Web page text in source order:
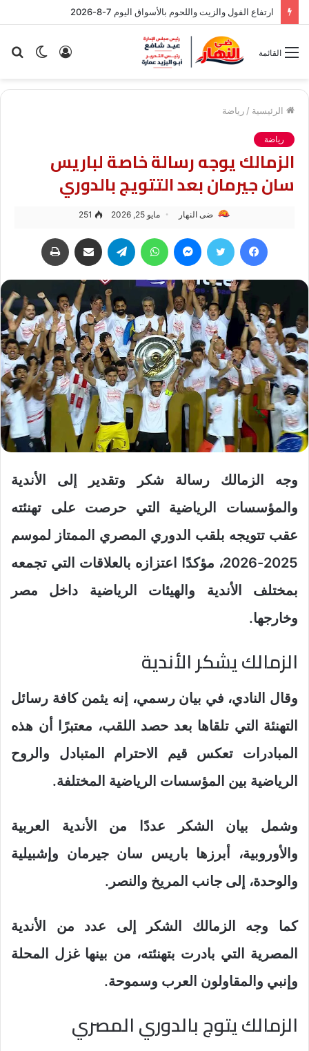
ارتفاع الفول والزيت واللحوم بالأسواق اليوم 7-8-2026
الوضع تسجيل
القائمة
الرئيسية / رياضة
رياضة
الزمالك يوجه رسالة خاصة لباريس
سان جيرمان بعد التتويج بالدوري
ضى النهار مايو 25, 2026 251
فيسبوك تويتر ماسنجر واتساب تيلقرام مشاركة عبر البريد
وجه الزمالك رسالة شكر وتقدير إلى الأندية
والمؤسسات الرياضية التي حرصت على تهنئته
عقب تتويجه بلقب الدوري المصري الممتاز لموسم
2025-2026، مؤكدًا اعتزازه بالعلاقات التي تجمعه
بمختلف الأندية والهيئات الرياضية داخل مصر
وخارجها.
الزمالك يشكر الأندية
وقال النادي، في بيان رسمي، إنه يثمن كافة رسائل
التهنئة التي تلقاها بعد حصد اللقب، معتبرًا أن هذه
المبادرات تعكس قيم الاحترام المتبادل والروح
الرياضية بين المؤسسات الرياضية المختلفة.
وشمل بيان الشكر عددًا من الأندية العربية
والأوروبية، أبرزها باريس سان جيرمان وإشبيلية
والوحدة، إلى جانب المريخ والنصر.
كما وجه الزمالك الشكر إلى عدد من الأندية
المصرية التي بادرت بتهنئته، من بينها غزل المحلة
وإنبي والمقاولون العرب وسموحة.
الزمالك يتوج بالدوري المصري